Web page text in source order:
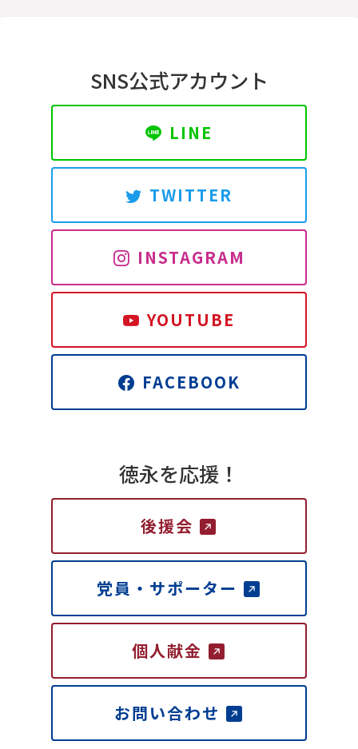
SNS公式アカウント
LINE
TWITTER
INSTAGRAM
YOUTUBE
FACEBOOK
徳永を応援！
後援会
党員・サポーター
個人献金
お問い合わせ